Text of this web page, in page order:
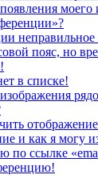
неправильное
пояс, но
в списке!
и как я могу
по ссылке